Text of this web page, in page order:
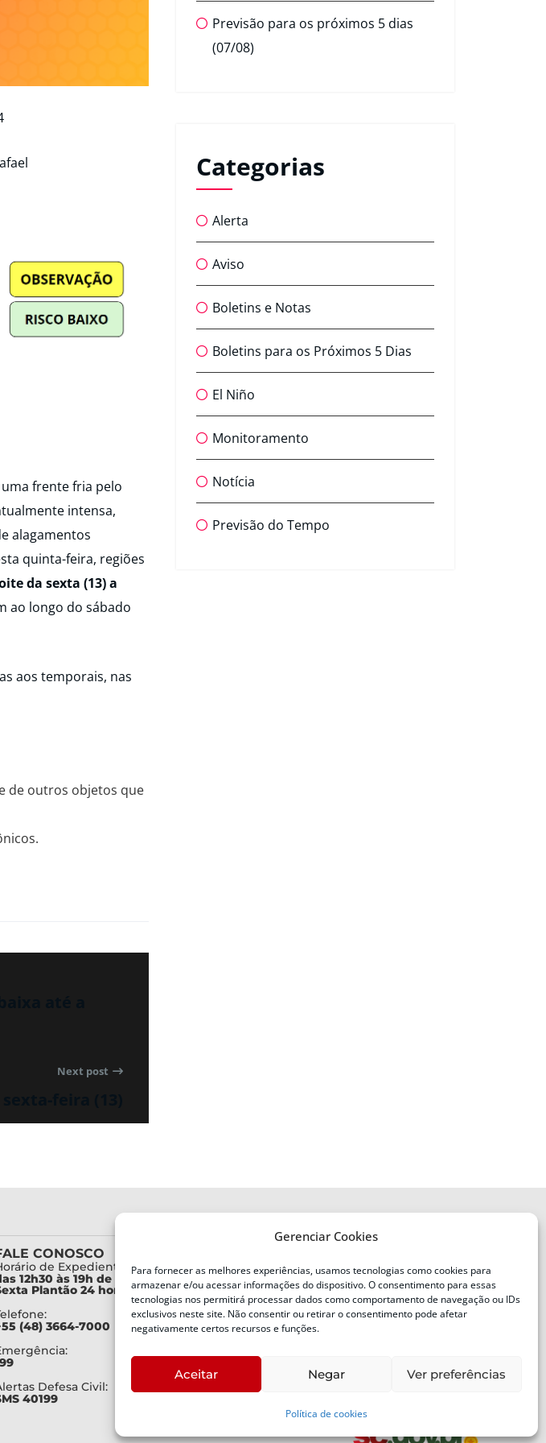
Gerenciar Cookies
Para fornecer as melhores experiências, usamos tecnologias como cookies para
armazenar e/ou acessar informações do dispositivo. O consentimento para essas
tecnologias nos permitirá processar dados como comportamento de navegação ou IDs
exclusivos neste site. Não consentir ou retirar o consentimento pode afetar
negativamente certos recursos e funções.
Aceitar Negar Ver preferências
Política de cookies
frente fria pelo
intensa,
alagamentos
quinta-feira, regiões
da sexta (13) a
ao longo do sábado
aos temporais, nas
de outros objetos que
Next post
Previsão para os próximos 5 dias
(07/08)
Categorias
Alerta
Aviso
Boletins e Notas
Boletins para os Próximos 5 Dias
El Niño
Monitoramento
Notícia
Previsão do Tempo
CONOSCO
de Expediente:
12h30 às 19h de Segunda a
Plantão 24 horas diariamente
(48) 3664-7000
Defesa Civil:
40199
Defesa Civil do Estado de Santa
Catarina
Av. Ivo Silveira, nº 2320
Bairro:
Capoeiras, Florianópolis, SC
88085-001